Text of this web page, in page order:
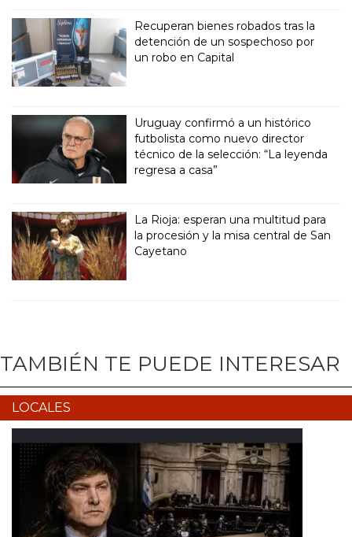
Recuperan bienes robados tras la
detención de un sospechoso por
un robo en Capital
Uruguay confirmó a un histórico
futbolista como nuevo director
técnico de la selección: “La leyenda
regresa a casa”
La Rioja: esperan una multitud para
la procesión y la misa central de San
Cayetano
TAMBIÉN TE PUEDE INTERESAR
LOCALES